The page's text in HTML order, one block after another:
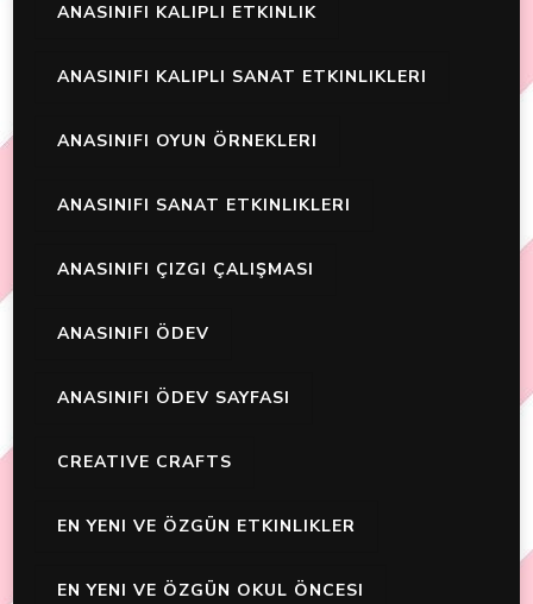
ANASINIFI KALIPLI ETKINLIK
ANASINIFI KALIPLI SANAT ETKINLIKLERI
ANASINIFI OYUN ÖRNEKLERI
ANASINIFI SANAT ETKINLIKLERI
ANASINIFI ÇIZGI ÇALIŞMASI
ANASINIFI ÖDEV
ANASINIFI ÖDEV SAYFASI
CREATIVE CRAFTS
EN YENI VE ÖZGÜN ETKINLIKLER
EN YENI VE ÖZGÜN OKUL ÖNCESI